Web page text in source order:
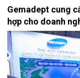
Gemadept cung
hợp cho doanh